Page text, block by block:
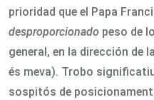
prioridad que el Papa
desproporcionado peso de
general, en la dirección de
és meva). Trobo
sospitós de